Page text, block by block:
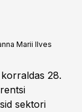
Marii Ilves
28.
sektori